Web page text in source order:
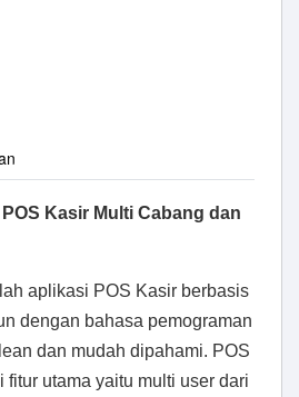
Kasir Multi Cabang dan
aplikasi POS Kasir berbasis
dengan bahasa pemograman
dan mudah dipahami. POS
fitur utama yaitu multi user dari